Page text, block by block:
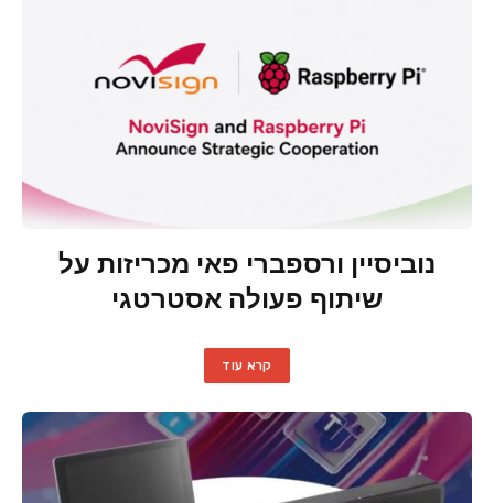
נוביסיין ורספברי פאי מכריזות על
שיתוף פעולה אסטרטגי
קרא עוד